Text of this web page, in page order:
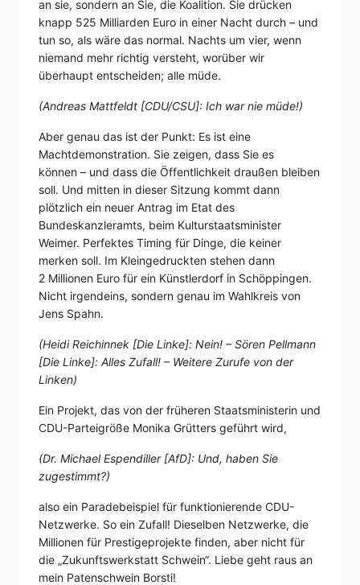
an sie, sondern an Sie, die Koalition. Sie drücken
knapp 525 Milliarden Euro in einer Nacht durch – und
tun so, als wäre das normal. Nachts um vier, wenn
niemand mehr richtig versteht, worüber wir
überhaupt entscheiden; alle müde.
(Andreas Mattfeldt [CDU/CSU]: Ich war nie müde!)
Aber genau das ist der Punkt: Es ist eine
Machtdemonstration. Sie zeigen, dass Sie es
können – und dass die Öffentlichkeit draußen bleiben
soll. Und mitten in dieser Sitzung kommt dann
plötzlich ein neuer Antrag im Etat des
Bundeskanzleramts, beim Kulturstaatsminister
Weimer. Perfektes Timing für Dinge, die keiner
merken soll. Im Kleingedruckten stehen dann
2 Millionen Euro für ein Künstlerdorf in Schöppingen.
Nicht irgendeins, sondern genau im Wahlkreis von
Jens Spahn.
(Heidi Reichinnek [Die Linke]: Nein! – Sören Pellmann
[Die Linke]: Alles Zufall! – Weitere Zurufe von der
Linken)
Ein Projekt, das von der früheren Staatsministerin und
CDU-Parteigröße Monika Grütters geführt wird,
(Dr. Michael Espendiller [AfD]: Und, haben Sie
zugestimmt?)
also ein Paradebeispiel für funktionierende CDU-
Netzwerke. So ein Zufall! Dieselben Netzwerke, die
Millionen für Prestigeprojekte finden, aber nicht für
die „Zukunftswerkstatt Schwein“. Liebe geht raus an
mein Patenschwein Borsti!